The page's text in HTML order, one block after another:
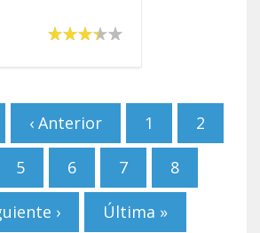
‹ Anterior 1 2
5 6 7 8
› Última »